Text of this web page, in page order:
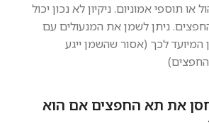
או תוספי אמוניום. ניקיון לא נכון יכול
ניתן לשמן את המנעולים עם
לכך (אסור שהשמן ייגע
את תא החפצים אם הוא